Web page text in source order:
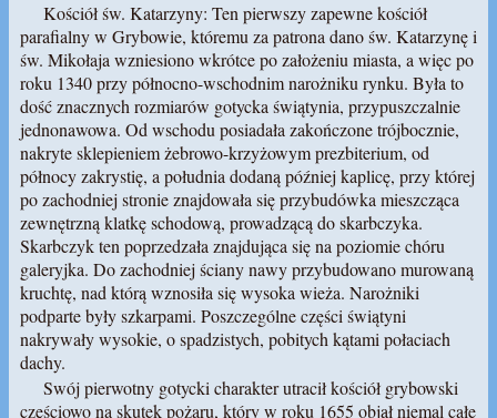
Kościół św. Katarzyny: Ten pierwszy zapewne kościół
parafialny w Grybowie, któremu za patrona dano św. Katarzynę i
św. Mikołaja wzniesiono wkrótce po założeniu miasta, a więc po
roku 1340 przy północno-wschodnim narożniku rynku. Była to
dość znacznych rozmiarów gotycka świątynia, przypuszczalnie
jednonawowa. Od wschodu posiadała zakończone trójbocznie,
nakryte sklepieniem żebrowo-krzyżowym prezbiterium, od
północy zakrystię, a południa dodaną później kaplicę, przy której
po zachodniej stronie znajdowała się przybudówka mieszcząca
zewnętrzną klatkę schodową, prowadzącą do skarbczyka.
Skarbczyk ten poprzedzała znajdująca się na poziomie chóru
galeryjka. Do zachodniej ściany nawy przybudowano murowaną
kruchtę, nad którą wznosiła się wysoka wieża. Narożniki
podparte były szkarpami. Poszczególne części świątyni
nakrywały wysokie, o spadzistych, pobitych kątami połaciach
dachy.
Swój pierwotny gotycki charakter utracił kościół grybowski
częściowo na skutek pożaru, który w roku 1655 objął niemal całe